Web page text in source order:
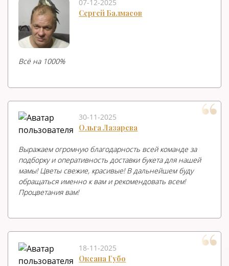
07-12-2025
Сергей Балмасов
Всë на 1000%
30-11-2025
Ольга Лазарева
Выражаем огромную благодарность всей команде за
подборку и оперативность доставки букета для нашей
мамы! Цветы свежие, красивые! В дальнейшем буду
обращаться именно к вам и рекомендовать всем!
Процветания вам!
18-11-2025
Оксана Губо